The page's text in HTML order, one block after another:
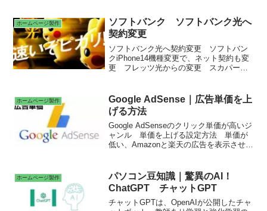
pro.foto PIXTA
ホームページ製作
ソフトバンク ソフトバンク光へ
契約変更
ソフトバンク光へ契約変更 ソフトバン
クiPhone14機種変更で、ネット契約も変
更 フレッツ光からの変更 スカパーは
ホームページ製作
Google AdSense｜広告単価を上
げる方法
Google AdSenseのクリック単価が高いジ
ャンル 単価を上げる設定方法 単価が
低い、Amazonと楽天の広告を表示させな
ホームページ製作
パソコン豆知識｜驚異のAI！
ChatGPT チャットGPT
チャットGPTは、OpenAIが公開したチャ